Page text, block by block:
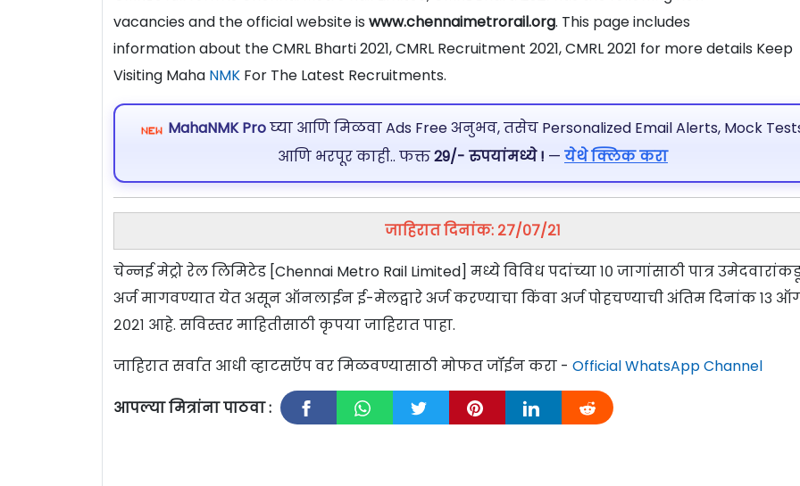
vacancies and the official website is www.chennaimetrorail.org. This page includes
information about the CMRL Bharti 2021, CMRL Recruitment 2021, CMRL 2021 for more details Keep
Visiting Maha NMK For The Latest Recruitments.
MahaNMK Proघ्या आणि मिळवा Ads Free अनुभव, तसेच Personalized Email Alerts, Mock
आणि भरपूर काही.. फक्त29/- रुपयांमध्ये ! — येथे क्लिक करा
जाहिरात दिनांक: २७/०७/२१
चेन्नई मेट्रो रेल लिमिटेड [Chennai Metro Rail Limited] मध्ये विविध पदांच्या १० जागांसाठी पात्र
अर्ज मागवण्यात येत असून ऑनलाईन ई-मेलद्वारे अर्ज करण्याचा किंवा अर्ज पोहचण्याची अंतिम दिनांक १३
२०२१ आहे. सविस्तर माहितीसाठी कृपया जाहिरात पाहा.
जाहिरात सर्वात आधी व्हाटसऍप वर मिळवण्यासाठी मोफत जॉईन करा - Official WhatsApp Channel
आपल्या मित्रांना पाठवा :